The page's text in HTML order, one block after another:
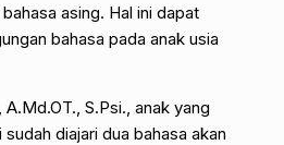
asing. Hal ini dapat
bahasa pada anak usia
S.Psi., anak yang
diajari dua bahasa akan